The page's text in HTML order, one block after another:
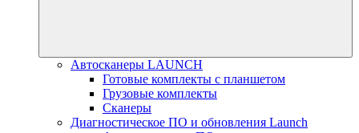
Автосканеры LAUNCH
Готовые комплекты с планшетом
Грузовые комплекты
Сканеры
Диагностическое ПО и обновления Launch